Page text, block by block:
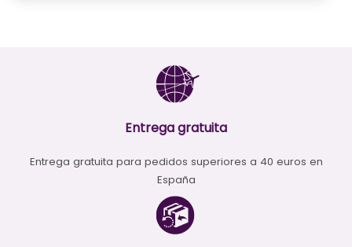
Entrega gratuita
Entrega gratuita para pedidos superiores a 40 euros en
España